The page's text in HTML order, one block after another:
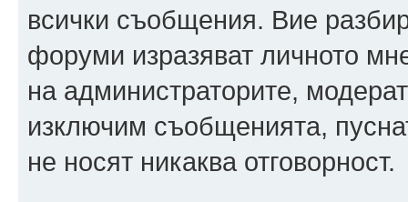
всички съобщения. Вие
форуми изразяват личното
на администраторите,
изключим съобщенията,
не носят никаква отговорност.